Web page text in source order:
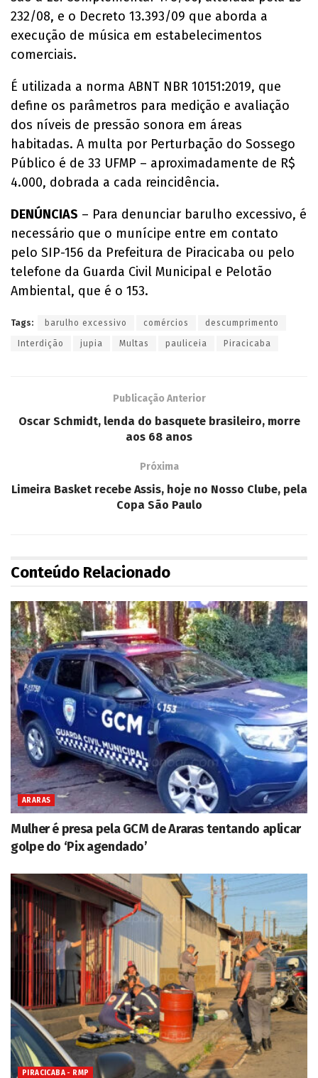
232/08, e o Decreto 13.393/09 que aborda a
execução de música em estabelecimentos
comerciais.
É utilizada a norma ABNT NBR 10151:2019, que
define os parâmetros para medição e avaliação
dos níveis de pressão sonora em áreas
habitadas. A multa por Perturbação do Sossego
Público é de 33 UFMP – aproximadamente de R$
4.000, dobrada a cada reincidência.
DENÚNCIAS – Para denunciar barulho excessivo, é
necessário que o munícipe entre em contato
pelo SIP-156 da Prefeitura de Piracicaba ou pelo
telefone da Guarda Civil Municipal e Pelotão
Ambiental, que é o 153.
Tags: barulho excessivo comércios descumprimento
Interdição jupia Multas pauliceia Piracicaba
Publicação Anterior
Oscar Schmidt, lenda do basquete brasileiro, morre
aos 68 anos
Próxima
Limeira Basket recebe Assis, hoje no Nosso Clube, pela
Copa São Paulo
Conteúdo Relacionado
ARARAS
Mulher é presa pela GCM de Araras tentando aplicar
golpe do ‘Pix agendado’
PIRACICABA - RMP